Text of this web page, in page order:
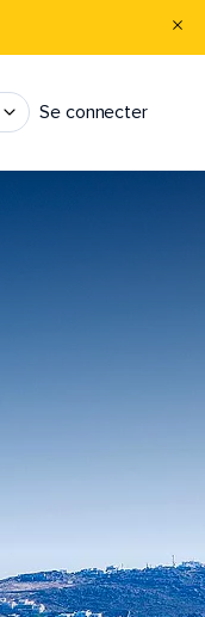
Se connecter